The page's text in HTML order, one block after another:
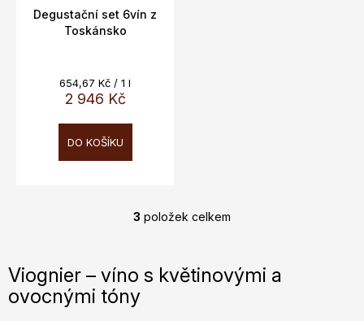
Degustační set 6vín z
Toskánsko
2 946 Kč
Měrná
cena:
654,67 Kč / 1 l
DO KOŠÍKU
O
á
3 položek celkem
Viognier – víno s květinovými a
ovocnými tóny